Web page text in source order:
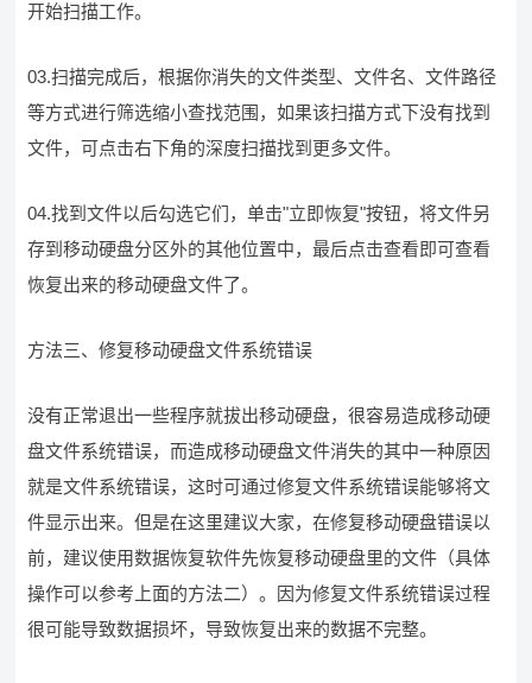
开始扫描工作。
03.扫描完成后，根据你消失的文件类型、文件名、文件路径
等方式进行筛选缩小查找范围，如果该扫描方式下没有找到
文件，可点击右下角的深度扫描找到更多文件。
04.找到文件以后勾选它们，单击"立即恢复"按钮，将文件另
存到移动硬盘分区外的其他位置中，最后点击查看即可查看
恢复出来的移动硬盘文件了。
方法三、修复移动硬盘文件系统错误
没有正常退出一些程序就拔出移动硬盘，很容易造成移动硬
盘文件系统错误，而造成移动硬盘文件消失的其中一种原因
就是文件系统错误，这时可通过修复文件系统错误能够将文
件显示出来。但是在这里建议大家，在修复移动硬盘错误以
前，建议使用数据恢复软件先恢复移动硬盘里的文件（具体
操作可以参考上面的方法二）。因为修复文件系统错误过程
很可能导致数据损坏，导致恢复出来的数据不完整。